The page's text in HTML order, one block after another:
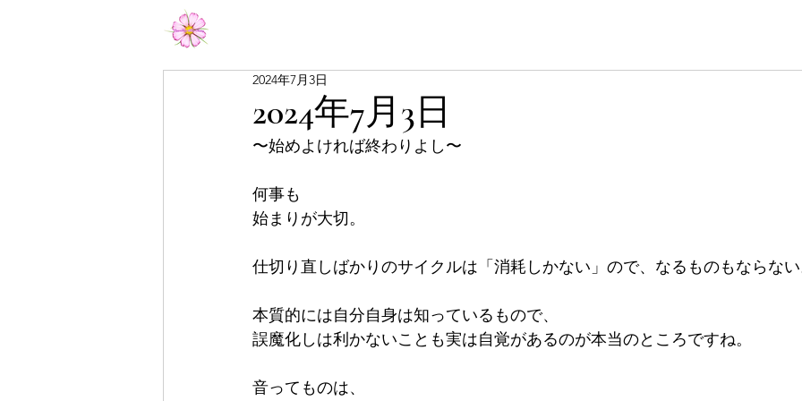
2024年7月3日
2024年7月3日
〜始めよければ終わりよし〜
何事も
始まりが大切。
仕切り直しばかりのサイクルは「消耗しかない」ので、なるものもならない
本質的には自分自身は知っているもので、
誤魔化しは利かないことも実は自覚があるのが本当のところですね。
音ってものは、